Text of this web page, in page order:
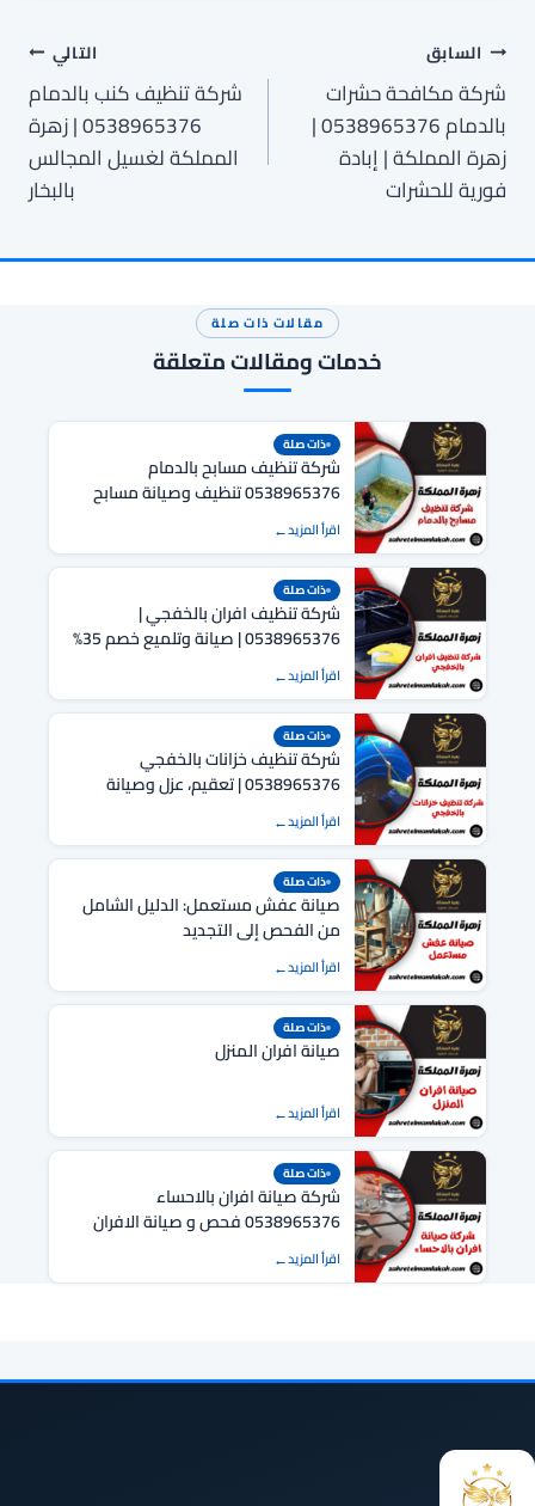
تصفّح
المقالات
السابق
شركة مكافحة حشرات
بالدمام 0538965376 |
زهرة المملكة | إبادة
فورية للحشرات
التالي
شركة تنظيف كنب بالدمام
0538965376 | زهرة
المملكة لغسيل المجالس
بالبخار
مقالات ذات صلة
خدمات ومقالات متعلقة
ذات صلة
شركة تنظيف مسابح بالدمام
0538965376 تنظيف وصيانة مسابح
بالدمام
اقرأ المزيد
ذات صلة
شركة تنظيف افران بالخفجي |
0538965376 | صيانة وتلميع خصم 35%
اقرأ المزيد
ذات صلة
شركة تنظيف خزانات بالخفجي
0538965376 | تعقيم، عزل وصيانة
شاملة
اقرأ المزيد
ذات صلة
صيانة عفش مستعمل: الدليل الشامل
من الفحص إلى التجديد
اقرأ المزيد
ذات صلة
صيانة افران المنزل
اقرأ المزيد
ذات صلة
شركة صيانة افران بالاحساء
0538965376 فحص و صيانة الافران
بالاحساء
اقرأ المزيد